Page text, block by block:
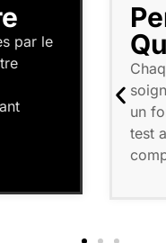
par le
un
test